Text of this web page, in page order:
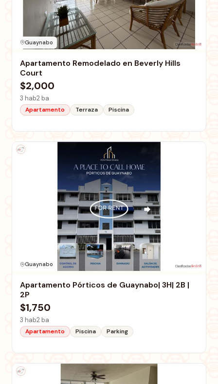
Guaynabo
Apartamento Remodelado en Beverly Hills
Court
$2,000
3 hab2 ba
Apartamento Terraza Piscina
Guaynabo
Apartamento Pórticos de Guaynabo| 3H| 2B |
2P
$1,750
3 hab2 ba
Apartamento Piscina Parking